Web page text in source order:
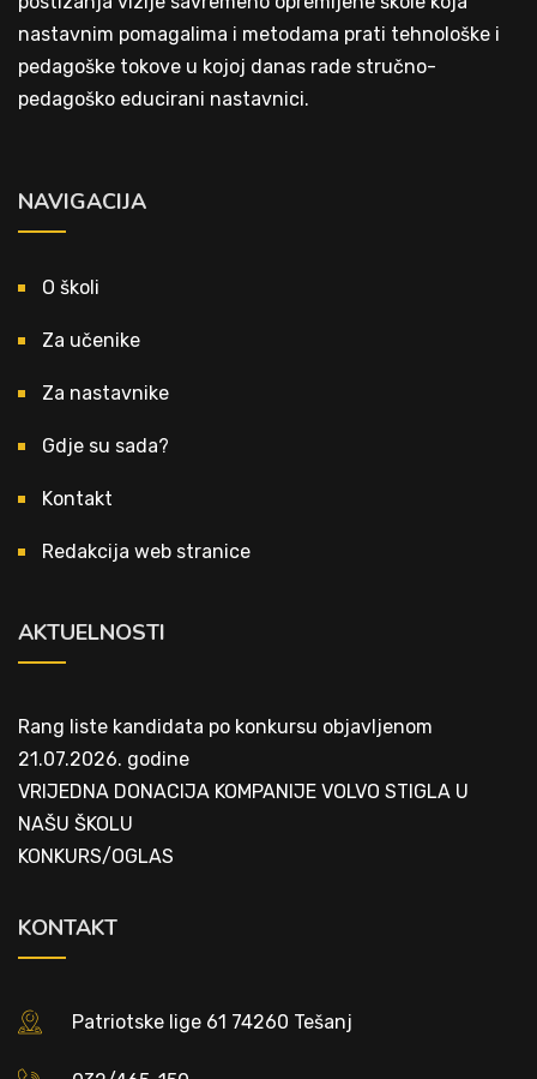
nastavnim pomagalima i metodama prati tehnološke i
pedagoške tokove u kojoj danas rade stručno-
pedagoško educirani nastavnici.
NAVIGACIJA
O školi
Za učenike
Za nastavnike
Gdje su sada?
Kontakt
Redakcija web stranice
AKTUELNOSTI
Rang liste kandidata po konkursu objavljenom
21.07.2026. godine
VRIJEDNA DONACIJA KOMPANIJE VOLVO STIGLA U
NAŠU ŠKOLU
KONKURS/OGLAS
KONTAKT
Patriotske lige 61 74260 Tešanj